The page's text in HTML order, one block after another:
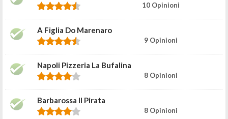
10 Opinioni
A Figlia Do Marenaro
9 Opinioni
Napoli Pizzeria La Bufalina
8 Opinioni
Barbarossa Il Pirata
8 Opinioni